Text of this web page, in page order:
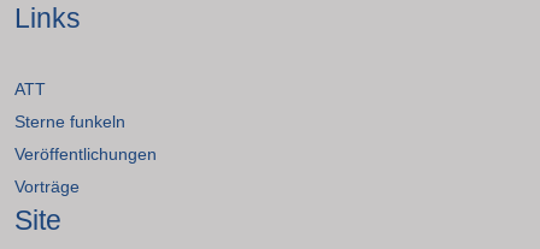
Links
ATT
Sterne funkeln
Veröffentlichungen
Vorträge
Site